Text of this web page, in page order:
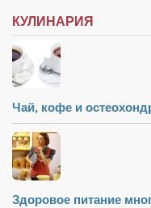
КУЛИНАРИЯ
Чай, кофе и
Здоровое питание